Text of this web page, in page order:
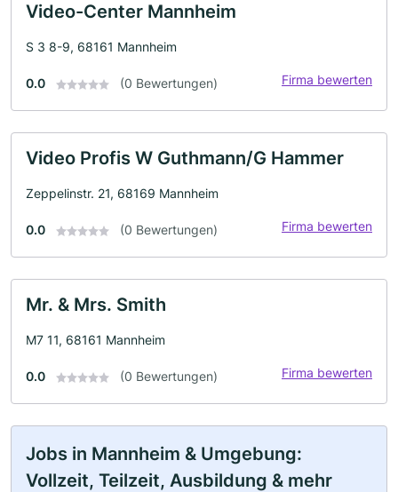
Video-Center Mannheim
S 3 8-9, 68161 Mannheim
0.0 (0 Bewertungen) Firma bewerten
Video Profis W Guthmann/G Hammer
Zeppelinstr. 21, 68169 Mannheim
0.0 (0 Bewertungen) Firma bewerten
Mr. & Mrs. Smith
M7 11, 68161 Mannheim
0.0 (0 Bewertungen) Firma bewerten
Jobs in Mannheim & Umgebung:
Vollzeit, Teilzeit, Ausbildung & mehr